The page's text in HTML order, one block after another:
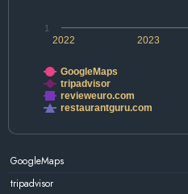
2022 2023
1
GoogleMaps
tripadvisor
revieweuro.com
restaurantguru.com
GoogleMaps
tripadvisor